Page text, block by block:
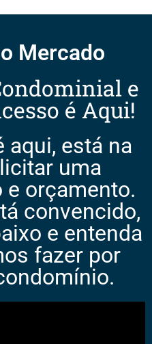
Mercado
e
é Aqui!
aqui, está na
uma
orçamento.
convencido,
e entenda
fazer por